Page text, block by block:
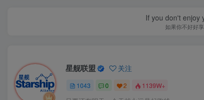
If you don't enjoy
如果你不好好
星舰联盟 关注
1043 0 2 1139W+